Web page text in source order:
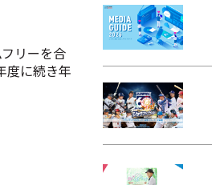
リーを合
度に続き年